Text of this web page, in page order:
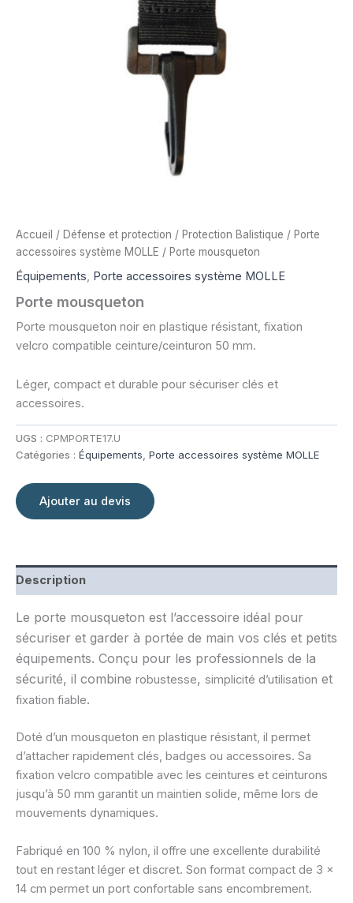
Accueil / Défense et protection / Protection Balistique / Porte
accessoires système MOLLE / Porte mousqueton
Équipements, Porte accessoires système MOLLE
Porte mousqueton
Porte mousqueton noir en plastique résistant, fixation
velcro compatible ceinture/ceinturon 50 mm.
Léger, compact et durable pour sécuriser clés et
accessoires.
UGS : CPMPORTE17.U
Catégories : Équipements, Porte accessoires système MOLLE
Ajouter au devis
Description
Le porte mousqueton est l’accessoire idéal pour
sécuriser et garder à portée de main vos clés et petits
équipements. Conçu pour les professionnels de la
sécurité, il combine robustesse, simplicité d’utilisation et
fixation fiable.
Doté d’un mousqueton en plastique résistant, il permet
d’attacher rapidement clés, badges ou accessoires. Sa
fixation velcro compatible avec les ceintures et ceinturons
jusqu’à 50 mm garantit un maintien solide, même lors de
mouvements dynamiques.
Fabriqué en 100 % nylon, il offre une excellente durabilité
tout en restant léger et discret. Son format compact de 3 ×
14 cm permet un port confortable sans encombrement.